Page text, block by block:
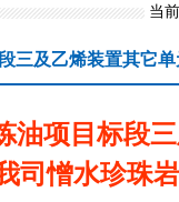
当
三及乙烯装置其它
油项目标段
司憎水珍珠